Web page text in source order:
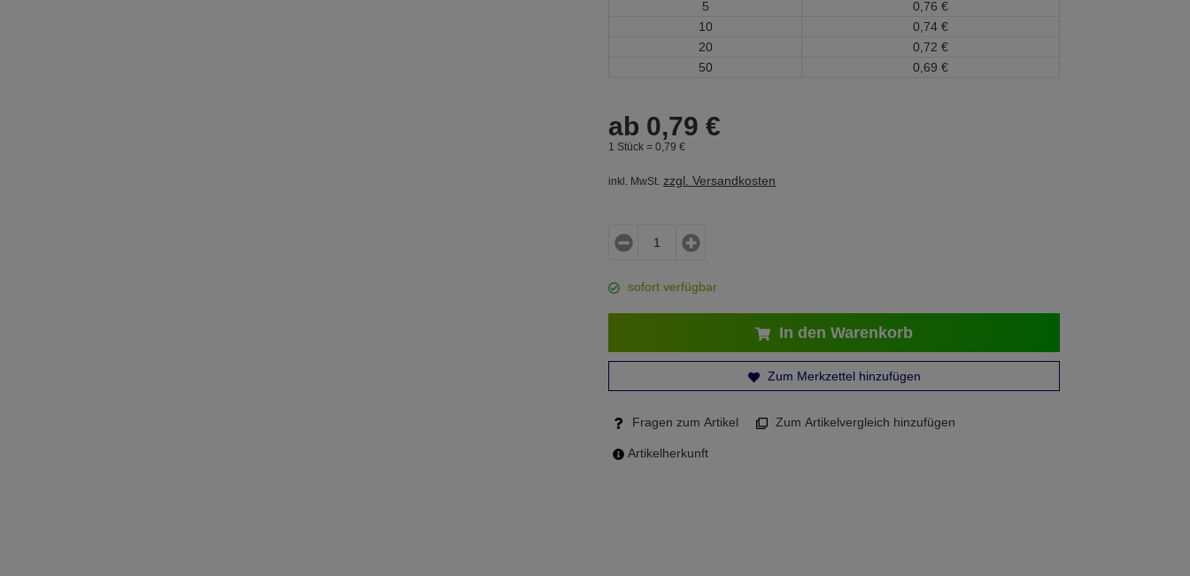
5
0, 76 €
10
0, 74 €
20
0, 72 €
50
0, 69 €
ab 0,79 €
1 Stück = 0, 79 €
inkl. MwSt. zzgl. Versandkosten
sofort verfügbar
In den Warenkorb
Zum Merkzettel hinzufügen
Fragen zum Artikel Zum Artikelvergleich hinzufügen
Artikelherkunft